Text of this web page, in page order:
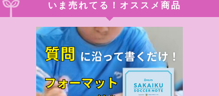
いま売れてる！オススメ商品